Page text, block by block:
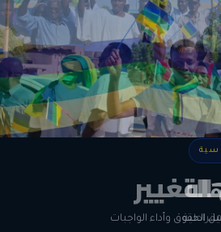
الحقوق وأداء الواجبات